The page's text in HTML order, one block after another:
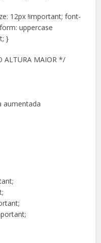
12px !important; font-
uppercase
}
ALTURA MAIOR */
aumentada